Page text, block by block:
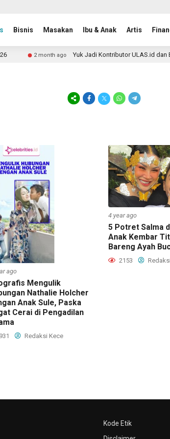
Bisnis Masakan Ibu & Anak Artis
2 month ago Yuk Jadi Kontributor ULAS.id dan
ago
Mengulik
Nathalie Holcher
Anak Sule, Paska
Cerai di Pengadilan
931 Redaksi Kece
4 year ago
5 Potret Salma
Anak Kembar
Bareng Ayah
2153
Kode Etik